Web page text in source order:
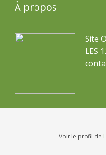
À propos
Site
LES
Voir le profil de